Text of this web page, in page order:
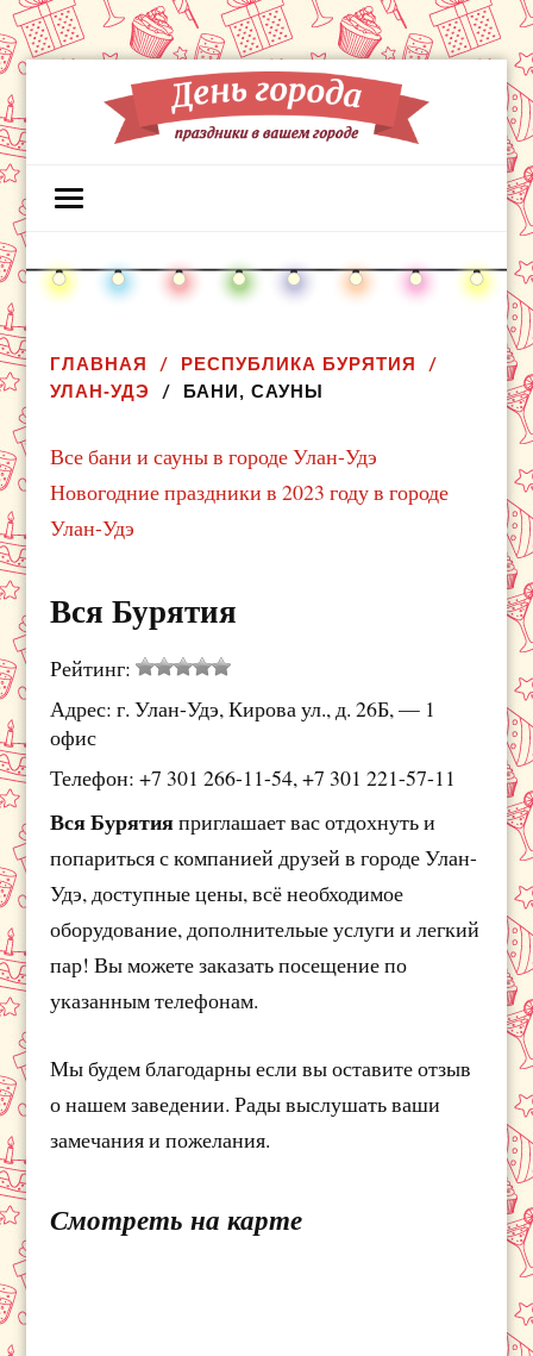
ГЛАВНАЯ
РЕСПУБЛИКА БУРЯТИЯ
УЛАН-УДЭ
БАНИ, САУНЫ
Все бани и сауны в городе Улан-Удэ
Новогодние праздники в 2023 году в городе
Улан-Удэ
Вся Бурятия
Рейтинг:
Адрес: г. Улан-Удэ, Кирова ул., д. 26Б, — 1
офис
Телефон: +7 301 266-11-54, +7 301 221-57-11
Вся Бурятияприглашает вас отдохнуть и
попариться с компанией друзей в городе Улан-
Удэ, доступные цены, всё необходимое
оборудование, дополнительые услуги и легкий
пар! Вы можете заказать посещение по
указанным телефонам.
Мы будем благодарны если вы оставите отзыв
о нашем заведении. Рады выслушать ваши
замечания и пожелания.
Смотреть на карте